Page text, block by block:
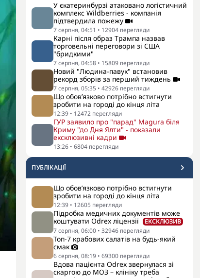
У єкатеринбурзі атаковано логістичний
комплекс Wildberries - компанія
підтвердила пожежу
7 серпня, 04:51 • 12904 перегляди
Карні після образ Трампа назвав
торговельні переговори зі США
"бридкими"
7 серпня, 04:58 • 15809 перегляди
Новий "Людина-павук" встановив
рекорд зборів за перший тиждень
7 серпня, 05:35 • 42926 перегляди
Що обов’язково потрібно встигнути
зробити на городі до кінця літа
12:39 • 12472 перегляди
ГУР заявило про "парад" Magura біля
Криму "до Дня Ялти" - показали
ексклюзивні кадри
13:26 • 6804 перегляди
ПУБЛІКАЦІЇ
Що обов’язково потрібно встигнути
зробити на городі до кінця літа
12:39 • 12605 перегляди
Підробка медичних документів може
коштувати Odrex ліцензії
ЕКСКЛЮЗИВ
7 серпня, 06:00 • 32946 перегляди
Топ-7 крабових салатів на будь-який
смак
6 серпня, 08:19 • 69300 перегляди
Вдова пацієнта Odrex звернулася зі
скаргою до МОЗ – клініку треба